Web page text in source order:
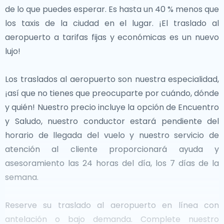
disfrutando de un pastel danés en una acogedora
cafetería, explorando antiguos sitios vikingos o
paseando por pintorescos pueblos costeros, este
país promete una experiencia inolvidable.
de lo que puedes esperar. Es hasta un 40 % menos que
los taxis de la ciudad en el lugar. ¡El traslado al
aeropuerto a tarifas fijas y económicas es un nuevo
lujo!
Los traslados al aeropuerto son nuestra especialidad,
¡así que no tienes que preocuparte por cuándo, dónde
y quién! Nuestro precio incluye la opción de Encuentro
y Saludo, nuestro conductor estará pendiente del
horario de llegada del vuelo y nuestro servicio de
atención al cliente proporcionará ayuda y
asesoramiento las 24 horas del día, los 7 días de la
semana.
Reserve su traslado al aeropuerto en línea con
antelación o bajo demanda. Complete nuestro